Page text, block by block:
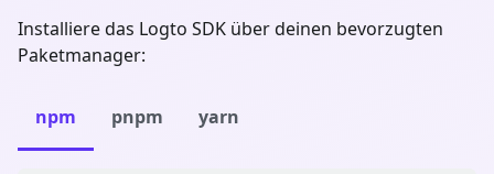
Installiere das Logto SDK über deinen bevorzugten
Paketmanager:
npm pnpm yarn